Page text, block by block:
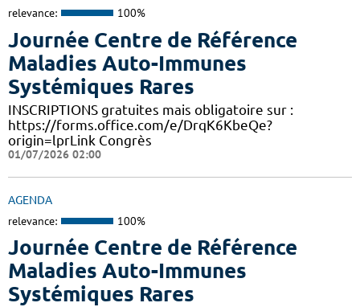
relevance: 100%
Journée Centre de Référence
Maladies Auto-Immunes
Systémiques Rares
INSCRIPTIONS gratuites mais obligatoire sur :
https://forms.office.com/e/DrqK6KbeQe?
origin=lprLink Congrès
01/07/2026 02:00
AGENDA
relevance: 100%
Journée Centre de Référence
Maladies Auto-Immunes
Systémiques Rares